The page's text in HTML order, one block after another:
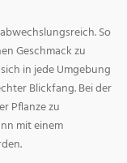
So
Geschmack zu
in jede Umgebung
Blickfang. Bei der
Pflanze zu
mit einem